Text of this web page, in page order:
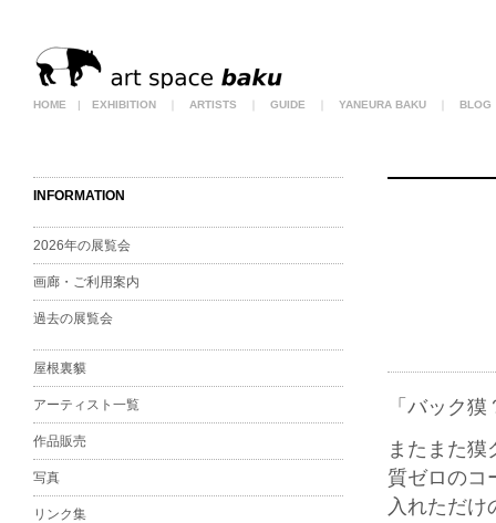
INFORMATION
2026年の展覧会
画廊・ご利用案内
過去の展覧会
屋根裏貘
アーティスト一覧
作品販売
写真
リンク集
「バック
またまた獏
質ゼロのコ
入れただけ
HOME | EXHIBITION ARTISTS GUIDE YANEURA BAKU BLOG